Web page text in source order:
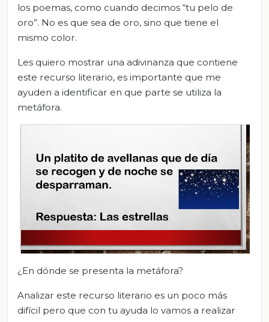
los poemas, como cuando decimos “tu pelo de
oro”. No es que sea de oro, sino que tiene el
mismo color.
Les quiero mostrar una adivinanza que contiene
este recurso literario, es importante que me
ayuden a identificar en que parte se utiliza la
metáfora.
¿En dónde se presenta la metáfora?
Analizar este recurso literario es un poco más
difícil pero que con tu ayuda lo vamos a realizar